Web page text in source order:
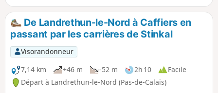
partir. L'itinéraire suit le GR® 120.
De Landrethun-le-Nord à Caffiers en
passant par les carrières de Stinkal
Visorandonneur
7,14 km
+46 m -52 m 2h 10
Facile
Départ à Landrethun-le-Nord (Pas-de-Calais)